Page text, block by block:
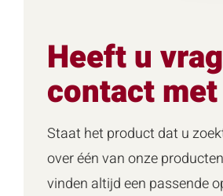
Heeft u
contact
Staat het product dat u
over één van onze
vinden altijd een passende